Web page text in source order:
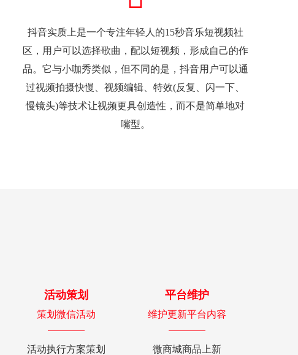
抖音实质上是一个专注年轻人的15秒音乐短视频社
区，用户可以选择歌曲，配以短视频，形成自己的作
品。它与小咖秀类似，但不同的是，抖音用户可以通
过视频拍摄快慢、视频编辑、特效(反复、闪一下、
慢镜头)等技术让视频更具创造性，而不是简单地对
嘴型。
活动策划
策划微信活动
活动执行方案策划
平台维护
维护更新平台内容
微商城商品上新